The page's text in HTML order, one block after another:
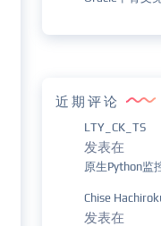
近期评论
LTY_CK_TS
发表在
原生Python监
Chise
发表在